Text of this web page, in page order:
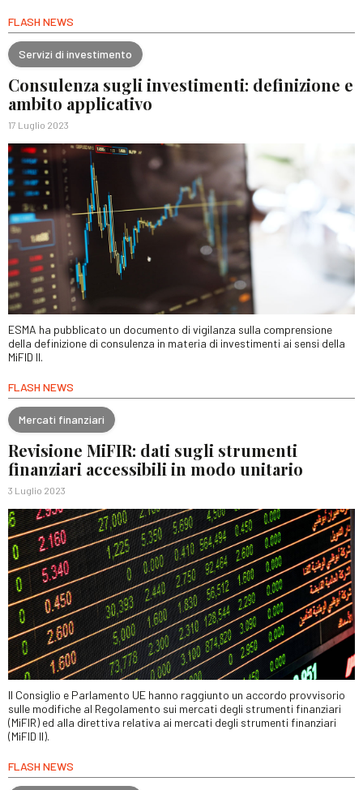
FLASH NEWS
Servizi di investimento
Consulenza sugli investimenti: definizione e
ambito applicativo
17 Luglio 2023
ESMA ha pubblicato un documento di vigilanza sulla comprensione
della definizione di consulenza in materia di investimenti ai sensi della
MiFID II.
FLASH NEWS
Mercati finanziari
Revisione MiFIR: dati sugli strumenti
finanziari accessibili in modo unitario
3 Luglio 2023
Il Consiglio e Parlamento UE hanno raggiunto un accordo provvisorio
sulle modifiche al Regolamento sui mercati degli strumenti finanziari
(MiFIR) ed alla direttiva relativa ai mercati degli strumenti finanziari
(MiFID II).
FLASH NEWS